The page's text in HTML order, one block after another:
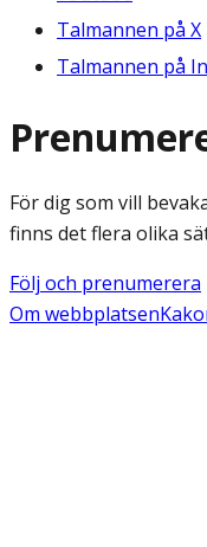
Talmannen på X
Talmannen på
För dig som vill
finns det flera olika
Följ och prenumerera
Om webbplatsen